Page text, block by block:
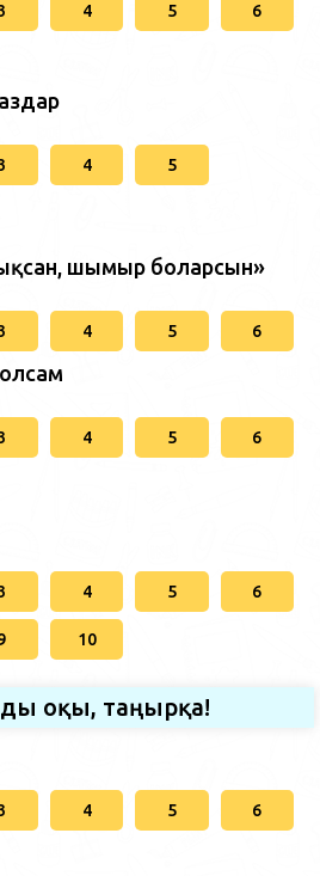
4 5 6
4 5
шымыр боларсын»
4 5 6
4 5 6
4 5 6
10
оқы, таңырқа!
4 5 6